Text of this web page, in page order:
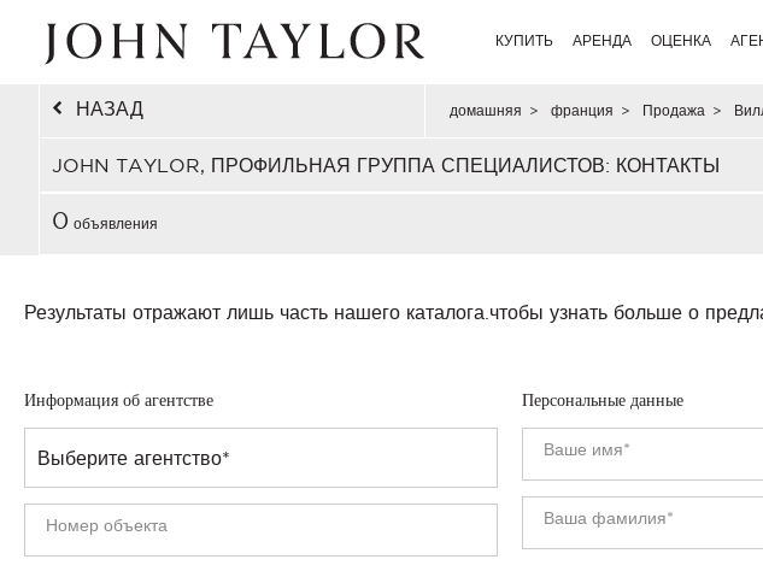
КУПИТЬ АРЕНДА ОЦЕНКА
НАЗАД домашняя > франция > Продажа >
JOHN TAYLOR, ПРОФИЛЬНАЯ ГРУППА СПЕЦИАЛИСТОВ: КОНТАКТЫ
0 объявления
Результаты отражают лишь часть нашего каталога. чтобы узнать больше о
Информация об агентстве Персональные данные